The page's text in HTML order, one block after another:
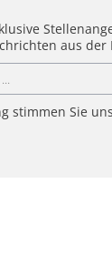
aus der
stimmen Sie